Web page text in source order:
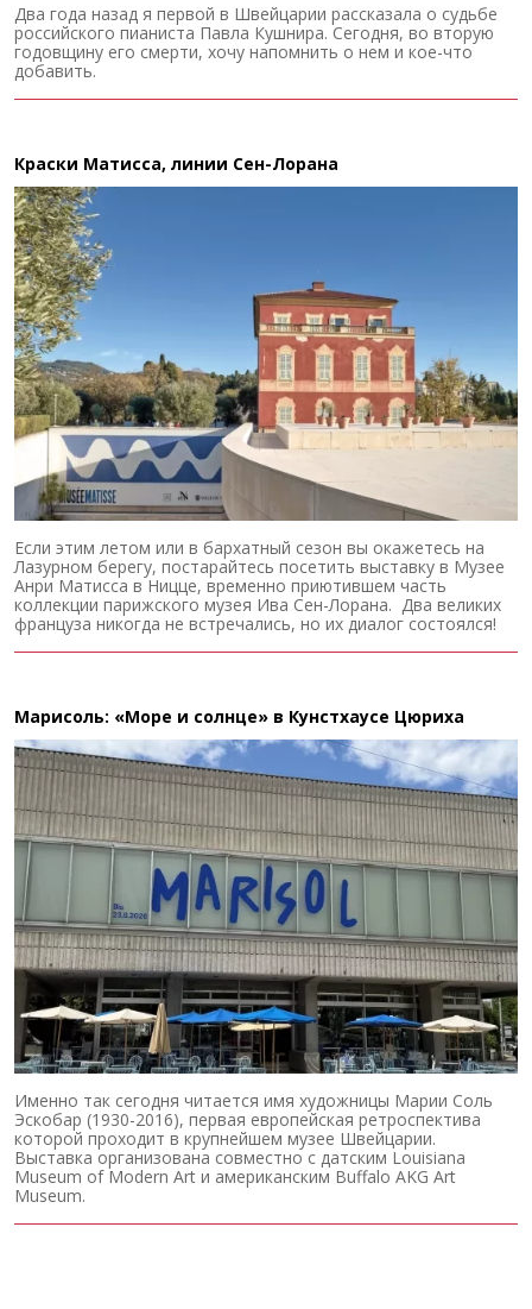
Два года назад я первой в Швейцарии рассказала о судьбе
российского пианиста Павла Кушнира. Сегодня, во вторую
годовщину его смерти, хочу напомнить о нем и кое-что
добавить.
Краски Матисса, линии Сен-Лорана
Если этим летом или в бархатный сезон вы окажетесь на
Лазурном берегу, постарайтесь посетить выставку в Музее
Анри Матисса в Ницце, временно приютившем часть
коллекции парижского музея Ива Сен-Лорана. Два великих
француза никогда не встречались, но их диалог состоялся!
Марисоль: «Море и солнце» в Кунстхаусе Цюриха
Именно так сегодня читается имя художницы Марии Соль
Эскобар (1930-2016), первая европейская ретроспектива
которой проходит в крупнейшем музее Швейцарии.
Выставка организована совместно с датским Louisiana
Museum of Modern Art и американским Buffalo AKG Art
Museum.